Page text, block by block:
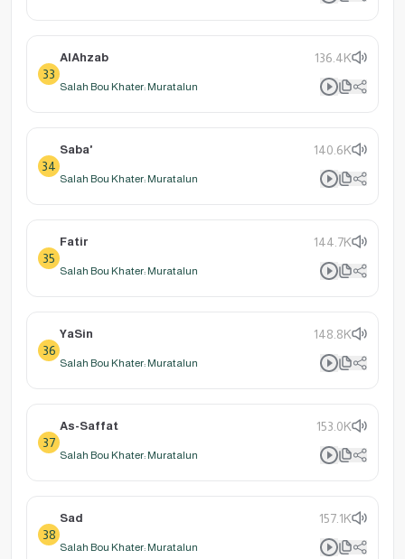
33
AlAhzab 136.4K
Salah Bou Khater: Muratalun
34
Saba' 140.6K
Salah Bou Khater: Muratalun
35
Fatir 144.7K
Salah Bou Khater: Muratalun
36
YaSin 148.8K
Salah Bou Khater: Muratalun
37
As-Saffat 153.0K
Salah Bou Khater: Muratalun
38
Sad 157.1K
Salah Bou Khater: Muratalun